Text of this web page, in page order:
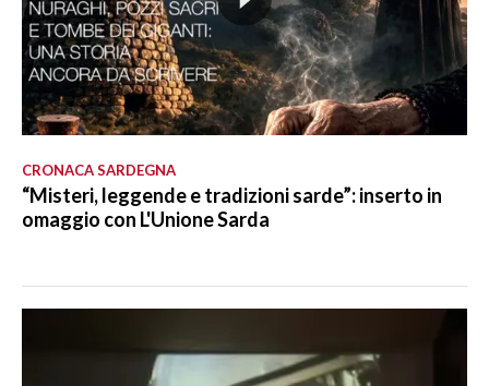
CRONACA SARDEGNA
“Misteri, leggende e tradizioni sarde”: inserto in
omaggio con L'Unione Sarda